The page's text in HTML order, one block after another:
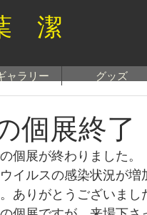
潔
ャラリー グッズ
個展終了
個展が終わりました。
イルスの感染状況が増
ありがとうございまし